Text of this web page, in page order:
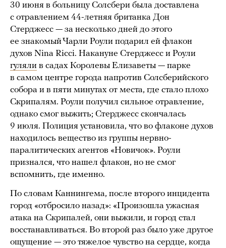
30 июня в больницу Солсбери была доставлена
с отравлением 44-летняя британка Дон
Стерджесс — за несколько дней до этого
ее знакомый Чарли Роули подарил ей флакон
духов Nina Ricci. Накануне Стерджесс и Роули
гуляли в садах Королевы Елизаветы — парке
в самом центре города напротив Солсберийского
собора и в пяти минутах от места, где стало плохо
Скрипалям. Роули получил сильное отравление,
однако смог выжить; Стерджесс скончалась
9 июля. Полиция установила, что во флаконе духов
находилось вещество из группы нервно-
паралитических агентов «Новичок». Роули
признался, что нашел флакон, но не смог
вспомнить, где именно.
По словам Каннингема, после второго инцидента
город «отбросило назад»: «Произошла ужасная
атака на Скрипалей, они выжили, и город стал
восстанавливаться. Во второй раз было уже другое
ощущение — это тяжелое чувство на сердце, когда